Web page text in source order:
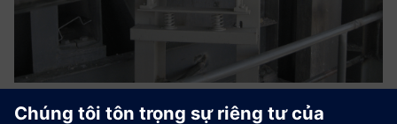
Adage Solution for Cement